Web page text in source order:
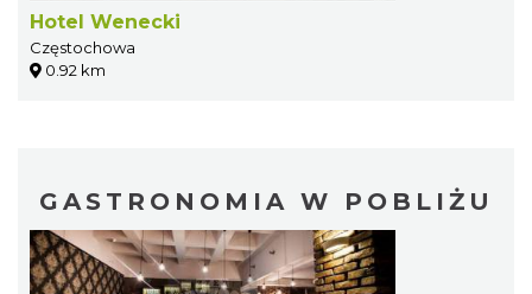
Hotel Wenecki
Częstochowa
0.92 km
GASTRONOMIA W POBLIŻU